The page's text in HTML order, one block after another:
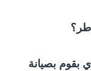
بقوم بصيانة